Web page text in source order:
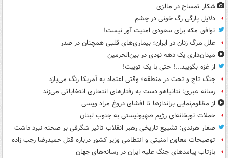
شکار تمساح در مالزی
دلایل پارگی رگ خونی در چشم
توافق مکه برای سعودی امنیت آور نیست!
علل مرگ زنان در ایران؛ بیماری‌های قلبی همچنان در صدر
میدان‌داری یک دهه نودی در بین‌الحرمین
از غزه بگویید...! حتی با یک توییت!
جنگ تاج و تخت در منطقه؛ وقتی اعتماد به آمریکا رنگ می‌بازد
رسانه عبری: نتانیاهو دست به رفتارهای انتحاری انتخاباتی می‌زند
از مظلوم‌نمایی براندازها تا افشای دروغ مراد ویسی
حملات توپخانه‌ای رژیم صهیونیستی به جنوب لبنان
صفار هرندی: تشییع تاریخی رهبر انقلاب تاثیر شگرفی بر صحنه نبرد داشت
توضیحات معاون امنیتی و انتظامی وزیر کشور درباره قتل حمیدرضا رجب زاده
بازتاب پیامدهای جنگ علیه ایران در رسانه‌های جهان